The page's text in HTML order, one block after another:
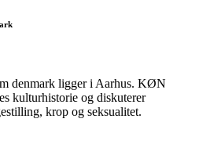
denmark ligger i Aarhus. KØN
kulturhistorie og diskuterer
krop og seksualitet.